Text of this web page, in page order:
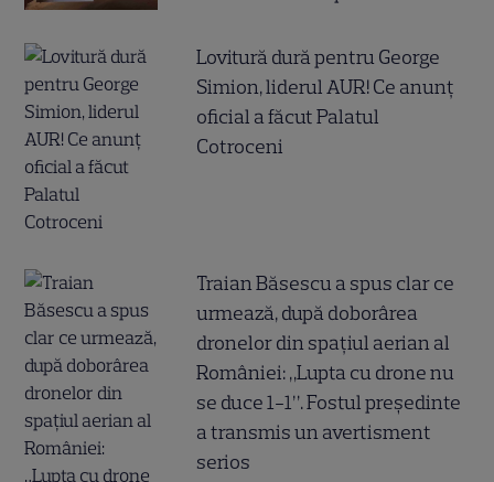
Lovitură dură pentru George
Simion, liderul AUR! Ce anunț
oficial a făcut Palatul
Cotroceni
Traian Băsescu a spus clar ce
urmează, după doborârea
dronelor din spațiul aerian al
României: „Lupta cu drone nu
se duce 1-1”. Fostul președinte
a transmis un avertisment
serios